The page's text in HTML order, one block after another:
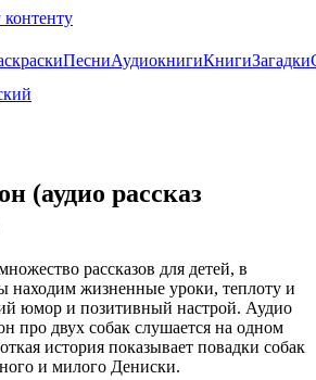
ПесниАудиокнигиКнигиЗагадки
(аудио рассказ
рассказов для детей, в
находим жизненные уроки, теплоту и
юмор и позитивный настрой. Аудио
про двух собак слушается на одном
история показывает повадки собак
и милого Дениски.